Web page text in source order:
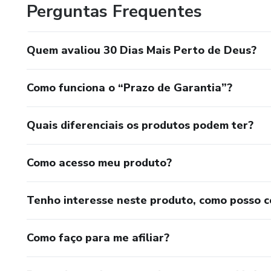
✓ Para iniciantes e cristãos
O QUE VOCÊ RECEBE?
📖 Devocional completo de 30
📖 Reflexões profundas e
📖 Orações exclusivas para
📖 Acesso imediato após a
📖 Material digital para
Perguntas Frequentes
Quem avaliou 30 Dias Mais Perto de Deus?
Como funciona o “Prazo de Garantia”?
Quais diferenciais os produtos podem ter?
Como acesso meu produto?
Tenho interesse neste produto, como posso
Como faço para me afiliar?